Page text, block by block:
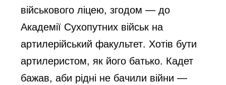
e
o
військового ліцею, згодом — до
Академії Сухопутних військ на
артилерійський факультет. Хотів бути
артилеристом, як його батько. Кадет
бажав, аби рідні не бачили війни —